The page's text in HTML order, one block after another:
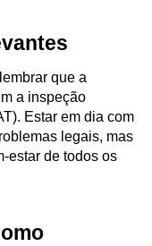
que a
a inspeção
Estar em dia com
legais, mas
estar de todos os